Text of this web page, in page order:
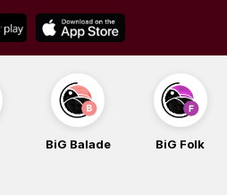
BiG Balade BiG Folk